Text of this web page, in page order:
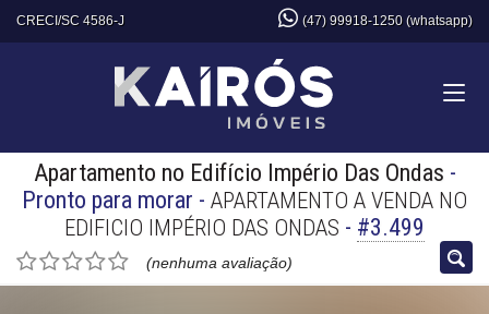
CRECI/SC 4586-J (47) 99918-1250 (whatsapp)
Apartamento no Edifício Império Das Ondas -
Pronto para morar - APARTAMENTO A VENDA NO
EDIFICIO IMPÉRIO DAS ONDAS - #3.499
(nenhuma avaliação)